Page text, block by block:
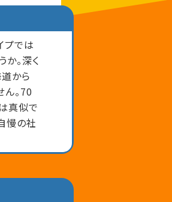
プでは
。深く
から
。70
真似で
慢の社